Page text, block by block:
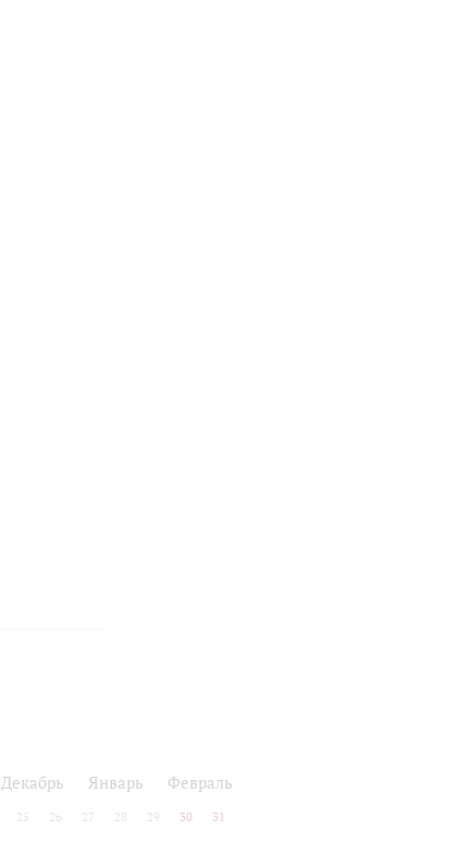
Декабрь Январь Февраль
25 26 27 28 29 30 31